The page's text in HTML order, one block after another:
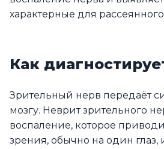
характерные для
Как
Зрительный нерв передаёт
мозгу. Неврит зрительного
воспаление, которое
зрения, обычно на один глаз,